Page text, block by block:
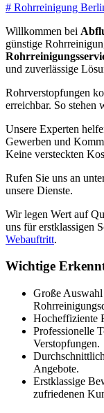
# Rohrreinigung
Willkommen bei
günstige
und zuverlässige
Rohrverstopfungen
erreichbar. So stehen
Unsere Experten
Gewerben und
Keine versteckten
Rufen Sie uns an
unsere Dienste.
Wir legen Wert auf
uns für erstklassigen
Webauftritt.
Wichtige
Große
Hocheffiziente
Professionelle
Verstopfungen.
Angebote.
Erstklassige
zufriedenen